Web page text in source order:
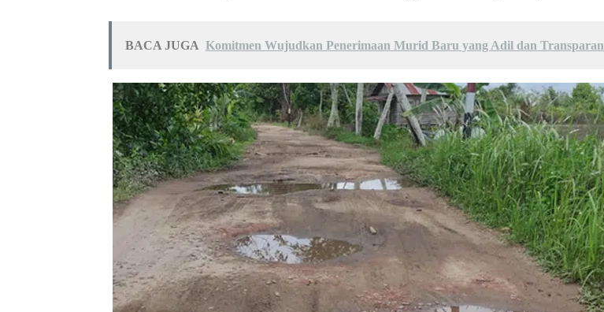
BACA JUGA Komitmen Wujudkan Penerimaan Murid Baru yang Adil dan Transparan